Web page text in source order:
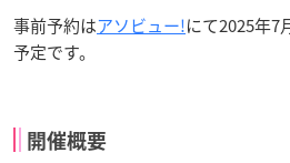
事前予約はアソビュー!にて2025年7
予定です。
開催概要